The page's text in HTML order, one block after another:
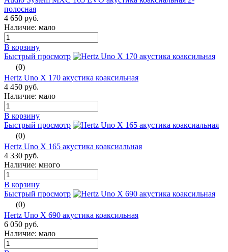
полосная
4 650 руб.
Наличие: мало
В корзину
Быстрый просмотр
(0)
Hertz Uno X 170 акустика коаксильная
4 450 руб.
Наличие: мало
В корзину
Быстрый просмотр
(0)
Hertz Uno X 165 акустика коаксиальная
4 330 руб.
Наличие: много
В корзину
Быстрый просмотр
(0)
Hertz Uno X 690 акустика коаксильная
6 050 руб.
Наличие: мало